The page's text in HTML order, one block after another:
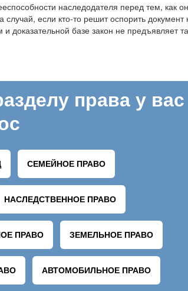
наследодателя перед тем, как он
если кто-то решит оспорить документ
доказательной базе закон не предъявляет